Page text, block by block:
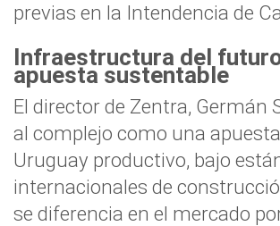
previas en la Intendencia de
Infraestructura del
apuesta sustentable
El director de Zentra, Germán
al complejo como una
Uruguay productivo, bajo
internacionales de
se diferencia en el mercado